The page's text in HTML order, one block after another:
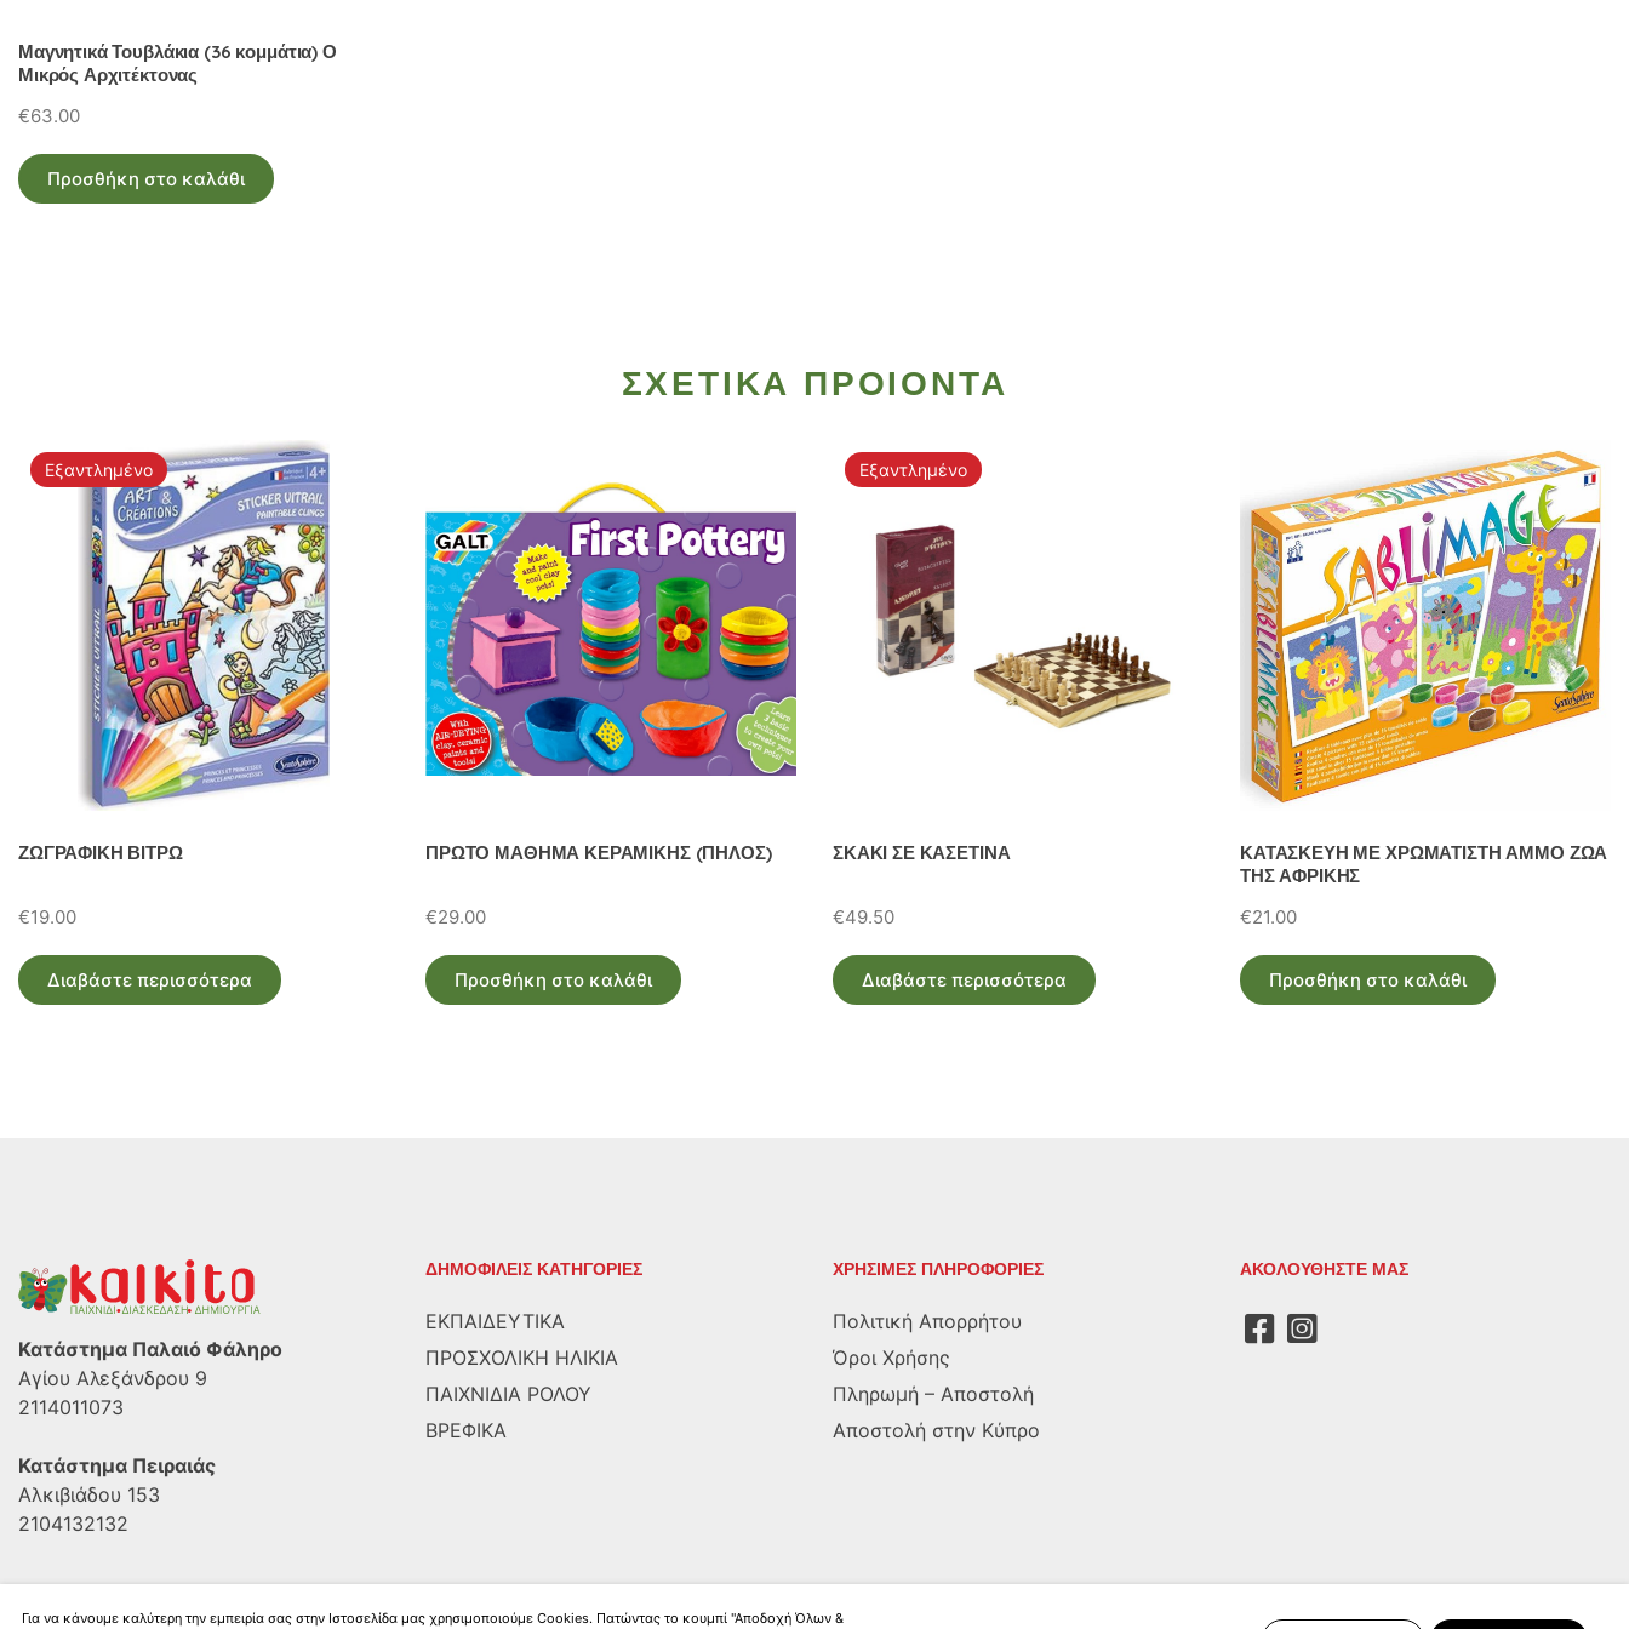
Μαγνητικά Τουβλάκια (36 κομμάτια) Ο
Μικρός Αρχιτέκτονας
€63.00
Προσθήκη στο καλάθι
ΣΧΕΤΙΚΑ ΠΡΟΙΟΝΤΑ
Εξαντλημένο
ΖΩΓΡΑΦΙΚΗ ΒΙΤΡΩ
€19.00
Διαβάστε περισσότερα
ΠΡΩΤΟ ΜΑΘΗΜΑ ΚΕΡΑΜΙΚΗΣ (ΠΗΛΟΣ)
€29.00
Προσθήκη στο καλάθι
Εξαντλημένο
ΣΚΑΚΙ ΣΕ ΚΑΣΕΤΙΝΑ
€49.50
Διαβάστε περισσότερα
ΚΑΤΑΣΚΕΥΗ ΜΕ ΧΡΩΜΑΤΙΣΤΗ ΑΜΜΟ ΖΩΑ
ΤΗΣ ΑΦΡΙΚΗΣ
€21.00
Προσθήκη στο καλάθι
Κατάστημα Παλαιό Φάληρο
Αγίου Αλεξάνδρου 9
2114011073
Κατάστημα Πειραιάς
Αλκιβιάδου 153
2104132132
ΔΗΜΟΦΙΛΕΙΣ ΚΑΤΗΓΟΡΙΕΣ
ΕΚΠΑΙΔΕΥΤΙΚΑ
ΠΡΟΣΧΟΛΙΚΗ ΗΛΙΚΙΑ
ΠΑΙΧΝΙΔΙΑ ΡΟΛΟΥ
ΒΡΕΦΙΚΑ
ΧΡΗΣΙΜΕΣ ΠΛΗΡΟΦΟΡΙΕΣ
Πολιτική Απορρήτου
Όροι Χρήσης
Πληρωμή – Αποστολή
Αποστολή στην Κύπρο
ΑΚΟΛΟΥΘΗΣΤΕ ΜΑΣ
Για να κάνουμε καλύτερη την εμπειρία σας στην Ιστοσελίδα μας χρησιμοποιούμε Cookies. Πατώντας το κουμπί "Αποδοχή Όλων &